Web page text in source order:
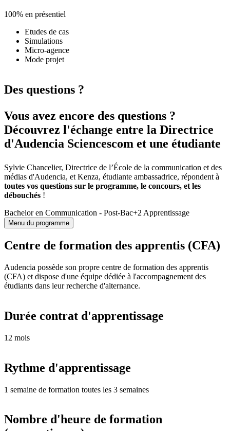
100% en présentiel
Etudes de cas
Simulations
Micro-agence
Mode projet
Des questions ?
Vous avez encore des questions ?
Découvrez l'échange entre la Directrice
d'Audencia Sciencescom et une étudiante
Sylvie Chancelier, Directrice de l’École de la communication et des
médias d'Audencia, et Kenza, étudiante ambassadrice, répondent à
toutes vos questions sur le programme, le concours, et les
débouchés !
Bachelor en Communication - Post-Bac+2 Apprentissage
Menu du programme
Centre de formation des apprentis (CFA)
Audencia possède son propre centre de formation des apprentis
(CFA) et dispose d'une équipe dédiée à l'accompagnement des
étudiants dans leur recherche d'alternance.
Durée contrat d'apprentissage
12 mois
Rythme d'apprentissage
1 semaine de formation toutes les 3 semaines
Nombre d'heure de formation